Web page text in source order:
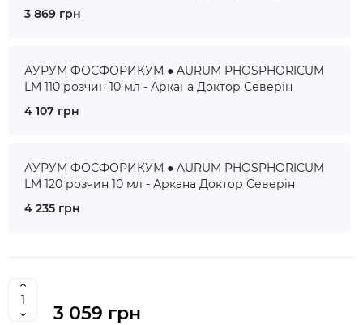
3 869 грн
АУРУМ ФОСФОРИКУМ ● AURUM PHOSPHORICUM
LM 110 розчин 10 мл - Аркана Доктор Северін
4 107 грн
АУРУМ ФОСФОРИКУМ ● AURUM PHOSPHORICUM
LM 120 розчин 10 мл - Аркана Доктор Северін
4 235 грн
3 059 грн